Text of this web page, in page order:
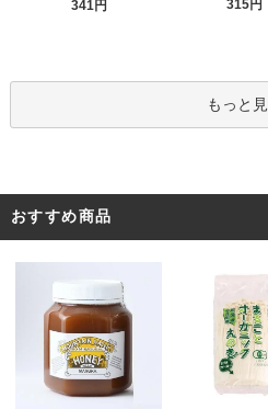
341円
315円
もっと
おすすめ商品